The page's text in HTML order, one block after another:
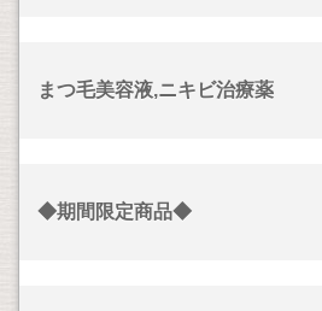
まつ毛美容液,ニキビ治療薬
◆期間限定商品◆